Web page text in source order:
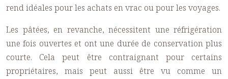
rend idéales pour les achats en vrac ou pour les voyages.
Les pâtées, en revanche, nécessitent une réfrigération
une fois ouvertes et ont une durée de conservation plus
courte. Cela peut être contraignant pour certains
propriétaires, mais peut aussi être vu comme un